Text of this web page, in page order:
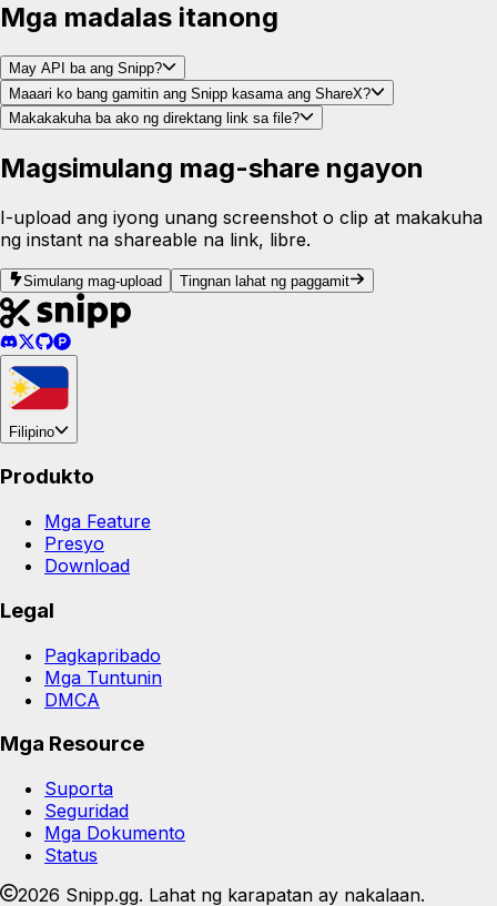
Mga madalas itanong
May API ba ang Snipp?
Maaari ko bang gamitin ang Snipp kasama ang ShareX?
Makakakuha ba ako ng direktang link sa file?
Magsimulang mag-share ngayon
I-upload ang iyong unang screenshot o clip at makakuha
ng instant na shareable na link, libre.
Simulang mag-upload Tingnan lahat ng paggamit
Filipino
Produkto
Mga Feature
Presyo
Download
Legal
Pagkapribado
Mga Tuntunin
DMCA
Mga Resource
Suporta
Seguridad
Mga Dokumento
Status
2026 Snipp.gg. Lahat ng karapatan ay nakalaan.